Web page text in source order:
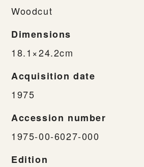
Woodcut
Dimensions
18.1×24.2cm
Acquisition date
1975
Accession number
1975-00-6027-000
Edition